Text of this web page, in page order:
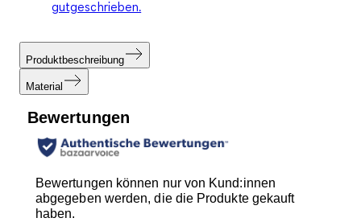
gutgeschrieben.
Produktbeschreibung
Material
Bewertungen
Bewertungen können nur von Kund:innen
abgegeben werden, die die Produkte gekauft
haben.